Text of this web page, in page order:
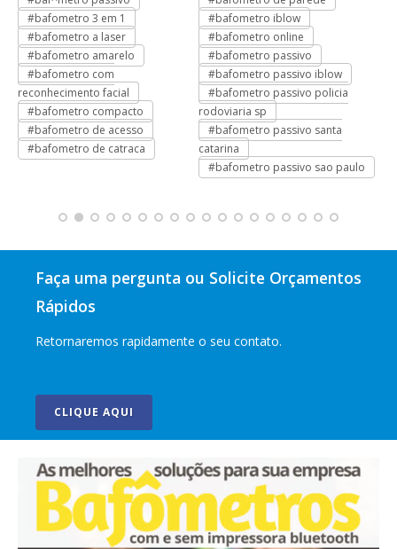
#bafometro 3 em 1
#bafometro a laser
#bafometro amarelo
#bafometro com
reconhecimento facial
#bafometro compacto
#bafometro de acesso
#bafometro de catraca
#bafometro iblow
#bafometro online
#bafometro passivo
#bafometro passivo iblow
#bafometro passivo policia
rodoviaria sp
#bafometro passivo santa
catarina
#bafometro passivo sao paulo
Faça uma pergunta ou Solicite Orçamentos
Rápidos
Retornaremos rapidamente o seu contato.
CLIQUE AQUI